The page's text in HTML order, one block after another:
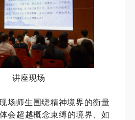
讲座现场
场师生围绕精神境界的衡量
会超越概念束缚的境界、如